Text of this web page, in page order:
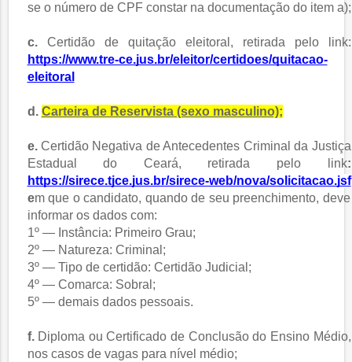
se o número de CPF constar na documentação do item a);
c. Certidão de quitação eleitoral, retirada pelo link:
https://www.tre-ce.jus.br/eleitor/certidoes/quitacao-
eleitoral
d. Carteira de Reservista (sexo masculino);
e. Certidão Negativa de Antecedentes Criminal da Justiça
Estadual do Ceará, retirada pelo link:
https://sirece.tjce.jus.br/sirece-web/nova/solicitacao.jsf
em que o candidato, quando de seu preenchimento, deve
informar os dados com:
1º — Instância: Primeiro Grau;
2º — Natureza: Criminal;
3º — Tipo de certidão: Certidão Judicial;
4º — Comarca: Sobral;
5º — demais dados pessoais.
f. Diploma ou Certificado de Conclusão do Ensino Médio,
nos casos de vagas para nível médio;